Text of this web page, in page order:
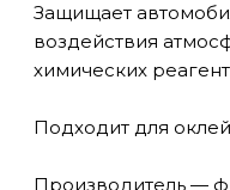
Защищает
воздействия
химических
Подходит для
Производитель —